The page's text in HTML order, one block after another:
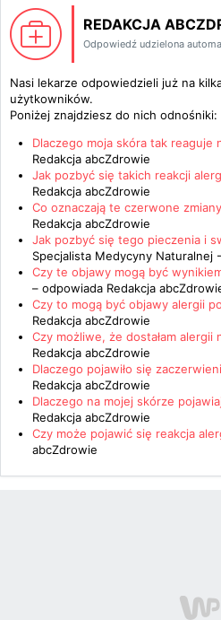
REDAKCJA
Odpowiedź udzielona
Nasi lekarze odpowiedzieli już na
użytkowników.
Poniżej znajdziesz do nich odnośniki:
Dlaczego moja skóra tak reaguje
Redakcja abcZdrowie
Jak pozbyć się takich reakcji
Redakcja abcZdrowie
Co oznaczają te czerwone
Redakcja abcZdrowie
Jak pozbyć się tego pieczenia i
Specjalista Medycyny
Czy te objawy mogą być
– odpowiada Redakcja
Czy to mogą być objawy alergii
Redakcja abcZdrowie
Czy możliwe, że dostałam alergii
Redakcja abcZdrowie
Dlaczego pojawiło się
Redakcja abcZdrowie
Dlaczego na mojej skórze
Redakcja abcZdrowie
Czy może pojawić się reakcja
abcZdrowie